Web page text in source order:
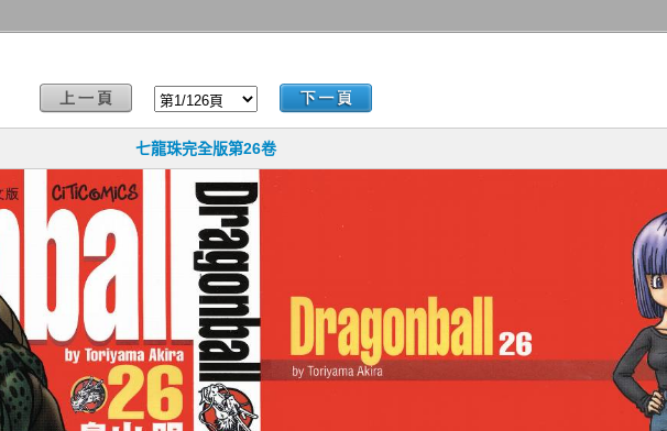
七龍珠完全版第26卷